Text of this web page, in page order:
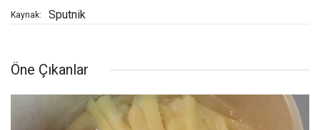
Kaynak: Sputnik
Öne Çıkanlar